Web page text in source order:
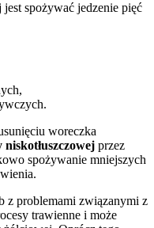
jest spożywać jedzenie pięć
woreczka
niskotłuszczowej przez
spożywanie mniejszych
z problemami związanymi z
trawienne i może